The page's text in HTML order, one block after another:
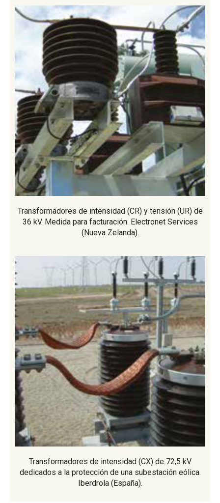
Transformadores de intensidad (CR) y tensión (UR) de
36 kV. Medida para facturación. Electronet Services
(Nueva Zelanda).
Transformadores de intensidad (CX) de 72,5 kV
dedicados a la protección de una subestación eólica.
Iberdrola (España).